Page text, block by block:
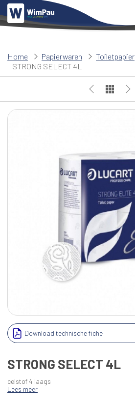
Home Papierwaren
Toiletpapier
STRONG SELECT 4L
Download technische fiche
STRONG SELECT 4L
celstof 4 laags
Lees meer